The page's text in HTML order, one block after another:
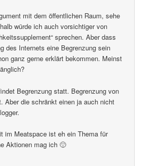
mit dem öffentlichen Raum, sehe
würde ich auch vorsichtiger von
sprechen. Aber dass
des Internets eine Begrenzung sein
ganz gerne erklärt bekommen. Meinst
Begrenzung statt. Begrenzung von
Aber die schränkt einen ja auch nicht
im Meatspace ist eh ein Thema für
Aktionen mag ich 🙂